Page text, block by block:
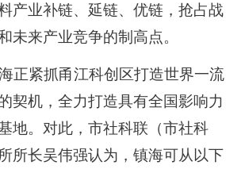
产业补链、延链、优链，抢占战
未来产业竞争的制高点。
正紧抓甬江科创区打造世界一流
契机，全力打造具有全国影响力
地。对此，市社科联（市社科
所长吴伟强认为，镇海可从以下